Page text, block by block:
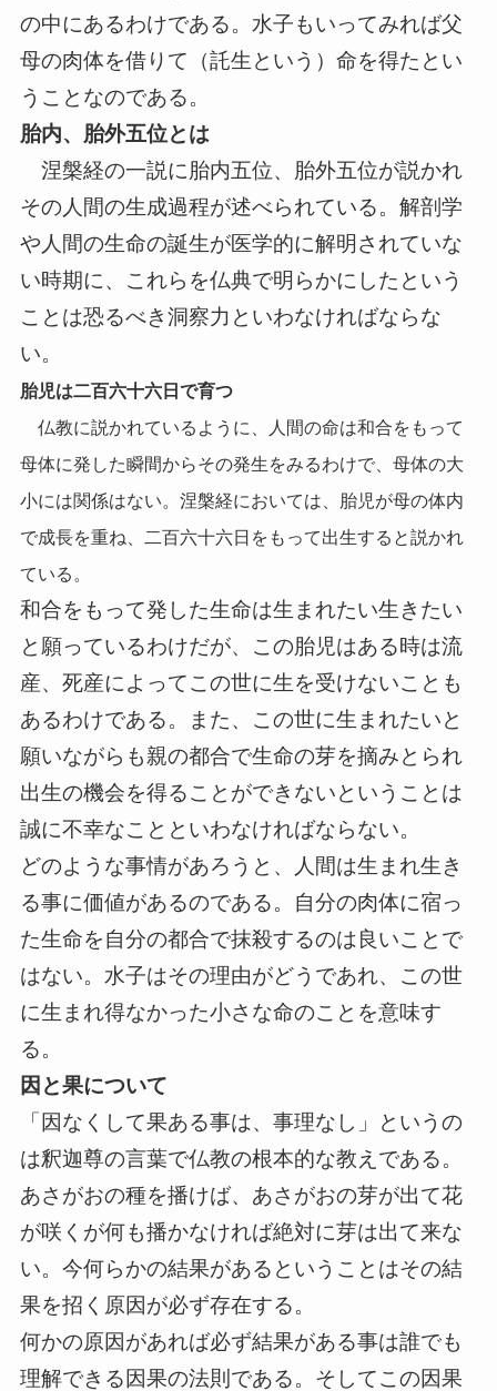
の中にあるわけである。水子もいってみれば父
母の肉体を借りて（託生という）命を得たとい
うことなのである。
胎内、胎外五位とは
涅槃経の一説に胎内五位、胎外五位が説かれ
その人間の生成過程が述べられている。解剖学
や人間の生命の誕生が医学的に解明されていな
い時期に、これらを仏典で明らかにしたという
ことは恐るべき洞察力といわなければならな
い。
胎児は二百六十六日で育つ
仏教に説かれているように、人間の命は和合をもって
母体に発した瞬間からその発生をみるわけで、母体の大
小には関係はない。涅槃経においては、胎児が母の体内
で成長を重ね、二百六十六日をもって出生すると説かれ
ている。
和合をもって発した生命は生まれたい生きたい
と願っているわけだが、この胎児はある時は流
産、死産によってこの世に生を受けないことも
あるわけである。また、この世に生まれたいと
願いながらも親の都合で生命の芽を摘みとられ
出生の機会を得ることができないということは
誠に不幸なことといわなければならない。
どのような事情があろうと、人間は生まれ生き
る事に価値があるのである。自分の肉体に宿っ
た生命を自分の都合で抹殺するのは良いことで
はない。水子はその理由がどうであれ、この世
に生まれ得なかった小さな命のことを意味す
る。
因と果について
「因なくして果ある事は、事理なし」というの
は釈迦尊の言葉で仏教の根本的な教えである。
あさがおの種を播けば、あさがおの芽が出て花
が咲くが何も播かなければ絶対に芽は出て来な
い。今何らかの結果があるということはその結
果を招く原因が必ず存在する。
何かの原因があれば必ず結果がある事は誰でも
理解できる因果の法則である。そしてこの因果